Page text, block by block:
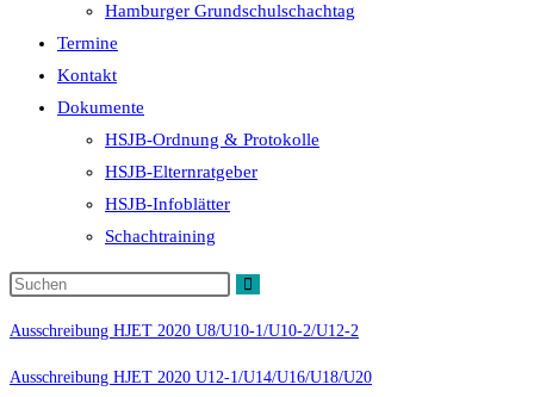
Hamburger Grundschulschachtag
Termine
Kontakt
Dokumente
HSJB-Ordnung & Protokolle
HSJB-Elternratgeber
HSJB-Infoblätter
Schachtraining
Ausschreibung HJET 2020 U8/U10-1/U10-2/U12-2
Ausschreibung HJET 2020 U12-1/U14/U16/U18/U20